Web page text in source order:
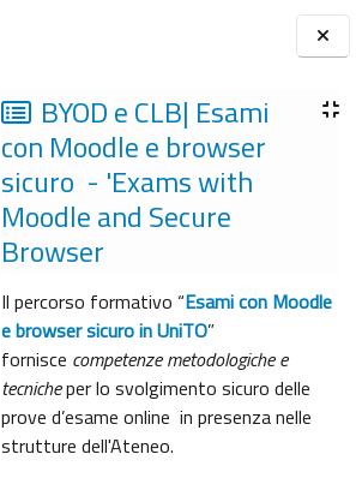
Blocchi
BYOD e CLB| Esami
con Moodle e browser
sicuro - 'Exams with
Moodle and Secure
Browser
Il percorso formativo “Esami con Moodle
e browser sicuro in UniTO”
fornisce competenze metodologiche e
tecnicheper lo svolgimento sicuro delle
prove d’esame online in presenza nelle
strutture dell'Ateneo.